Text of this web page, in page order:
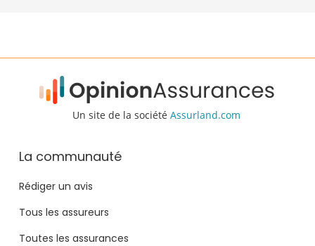
Un site de la société Assurland.com
La communauté
Rédiger un avis
Tous les assureurs
Toutes les assurances